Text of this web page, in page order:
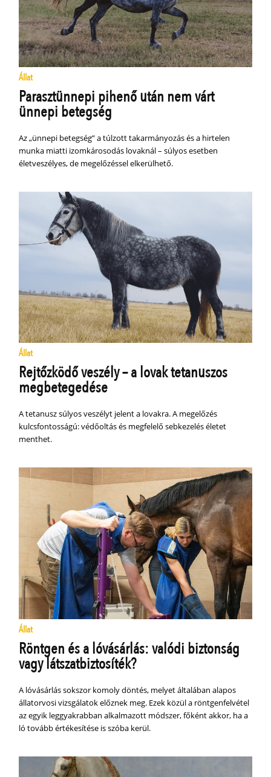
Állat
Parasztünnepi pihenő után nem várt
ünnepi betegség
Az „ünnepi betegség” a túlzott takarmányozás és a hirtelen
munka miatti izomkárosodás lovaknál – súlyos esetben
életveszélyes, de megelőzéssel elkerülhető.
Állat
Rejtőzködő veszély – a lovak tetanuszos
megbetegedése
A tetanusz súlyos veszélyt jelent a lovakra. A megelőzés
kulcsfontosságú: védőoltás és megfelelő sebkezelés életet
menthet.
Állat
Röntgen és a lóvásárlás: valódi biztonság
vagy látszatbiztosíték?
A lóvásárlás sokszor komoly döntés, melyet általában alapos
állatorvosi vizsgálatok előznek meg. Ezek közül a röntgenfelvétel
az egyik leggyakrabban alkalmazott módszer, főként akkor, ha a
ló tovább értékesítése is szóba kerül.